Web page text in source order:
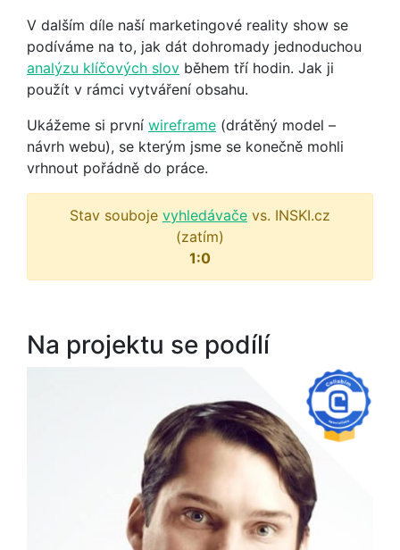
V dalším díle naší marketingové reality show se
podíváme na to, jak dát dohromady jednoduchou
analýzu klíčových slov během tří hodin. Jak ji
použít v rámci vytváření obsahu.
Ukážeme si první wireframe (drátěný model –
návrh webu), se kterým jsme se konečně mohli
vrhnout pořádně do práce.
Stav souboje vyhledávače vs. INSKI.cz
(zatím)
1:0
Na projektu se podílí